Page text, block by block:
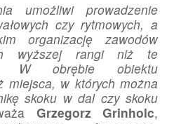
umożliwi prowadzenie
czy rytmowych, a
organizację zawodów
wyższej rangi niż te
W obrębie obiektu
miejsca, w których można
skoku w dal czy skoku
Grzegorz Grinholc,